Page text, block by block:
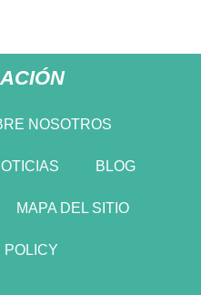
NOSOTROS
BLOG
MAPA DEL SITIO
POLICY